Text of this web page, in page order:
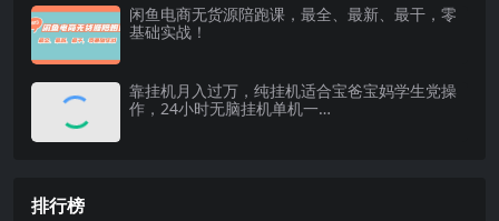
闲鱼电商无货源陪跑课，最全、最新、最干，零
基础实战！
靠挂机月入过万，纯挂机适合宝爸宝妈学生党操
作，24小时无脑挂机单机一…
排行榜